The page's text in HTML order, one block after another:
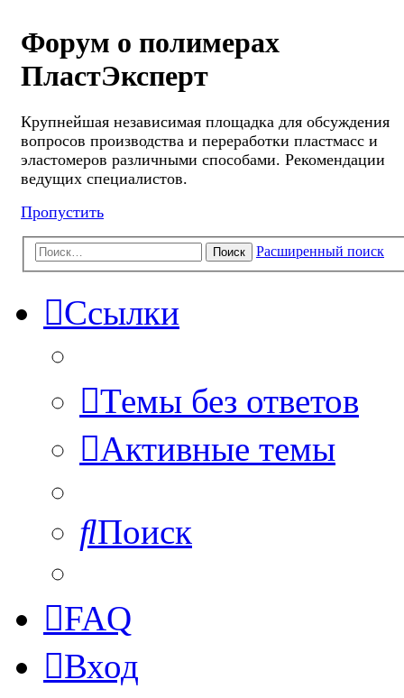
Форум о полимерах
ПластЭксперт
Крупнейшая независимая площадка для обсуждения
вопросов производства и переработки пластмасс и
эластомеров различными способами. Рекомендации
ведущих специалистов.
Пропустить
Поиск Расширенный поиск
Ссылки
Темы без ответов
Активные темы
Поиск
FAQ
Вход